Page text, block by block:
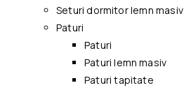
Seturi dormitor lemn masiv
Paturi
Paturi
Paturi lemn masiv
Paturi tapitate